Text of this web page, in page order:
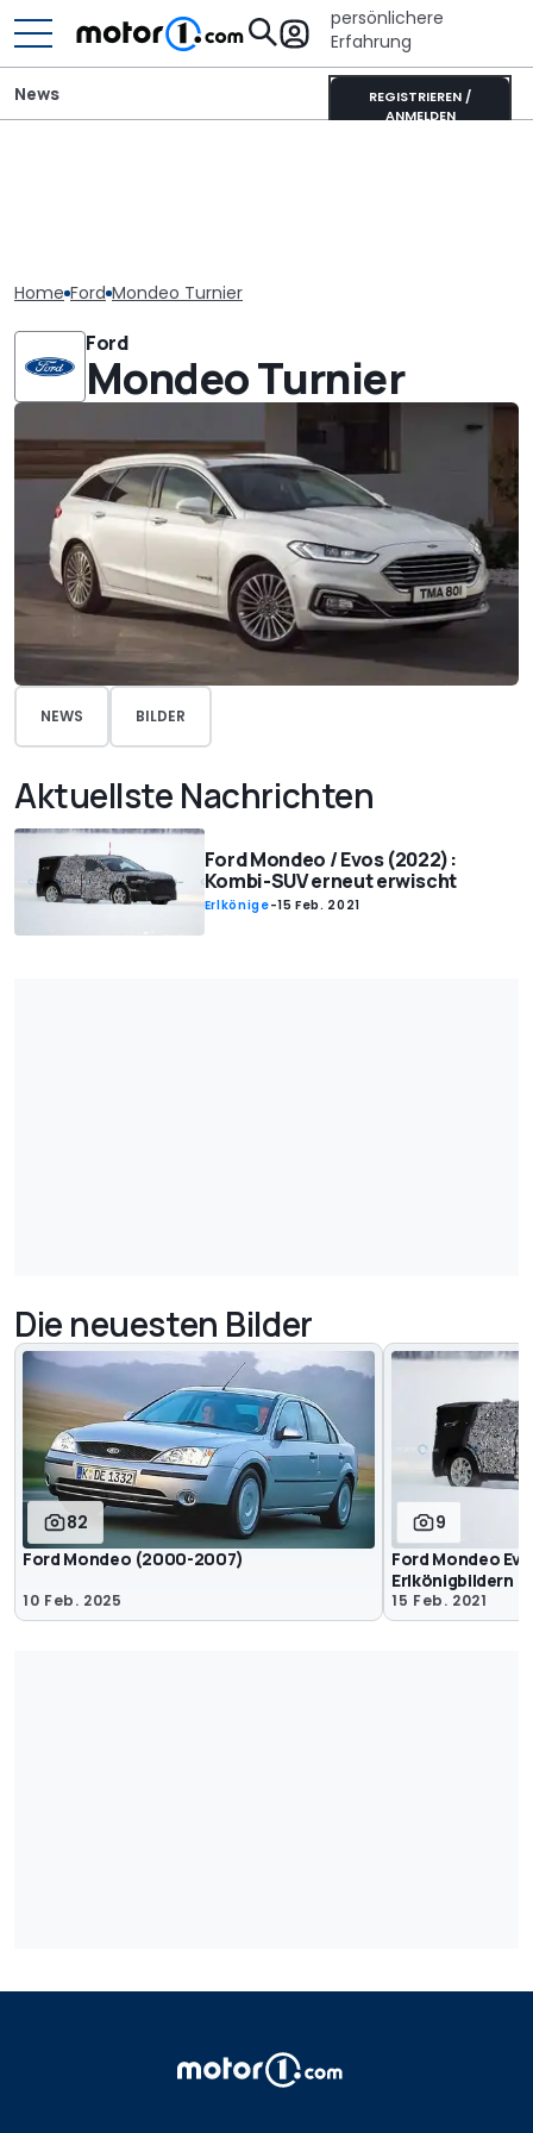
persönlichere
Erfahrung
REGISTRIEREN /
ANMELDEN
News
Home Ford Mondeo Turnier
Ford
Mondeo Turnier
NEWS BILDER
Aktuellste Nachrichten
Ford Mondeo / Evos (2022):
Kombi-SUV erneut erwischt
Erlkönige-15 Feb. 2021
Die neuesten Bilder
82
Ford Mondeo (2000-2007)
10 Feb. 2025
9
Ford Mondeo
Erlkönigbildern
15 Feb. 2021